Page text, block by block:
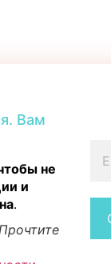
Вам
не
и
.